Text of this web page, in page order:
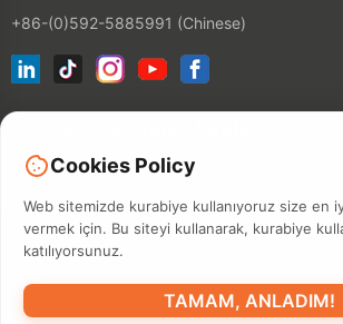
+86-(0)592-5885991 (Chinese)
©2026 XIAMEN HANIN CO., LTD.
KULLANILMA TERMI
Cookies Policy
Web sitemizde kurabiye kullanıyoruz size en
vermek için. Bu siteyi kullanarak, kurabiye
katılıyorsunuz.
TAMAM, ANLADIM!